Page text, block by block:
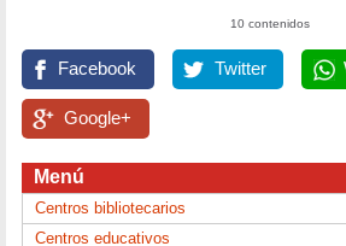
10 contenidos
Facebook Twitter
Google+
Menú
Centros bibliotecarios
Centros educativos